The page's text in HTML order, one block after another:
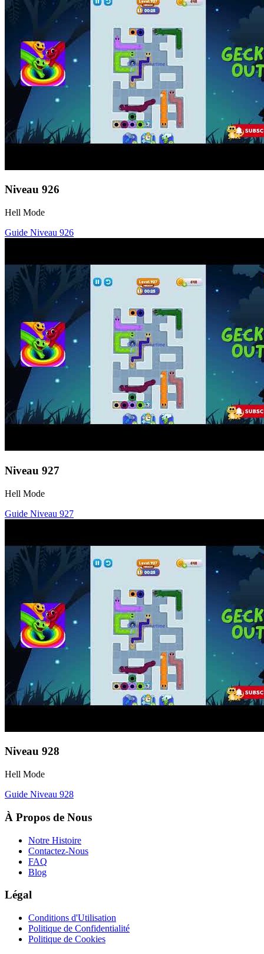
Niveau 926
Hell Mode
Guide Niveau 926
Niveau 927
Hell Mode
Guide Niveau 927
Niveau 928
Hell Mode
Guide Niveau 928
À Propos de Nous
Notre Histoire
Contactez-Nous
FAQ
Blog
Légal
Conditions d'Utilisation
Politique de Confidentialité
Politique de Cookies